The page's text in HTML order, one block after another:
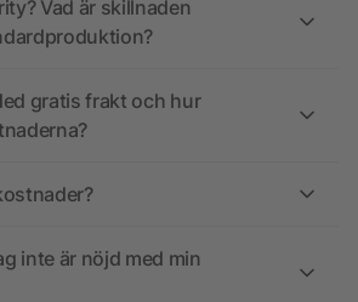
Vad är skillnaden
gratis frakt och hur
inte är nöjd med min